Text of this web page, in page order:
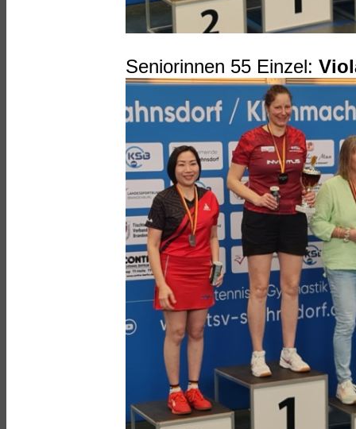
Seniorinnen 55 Einzel: